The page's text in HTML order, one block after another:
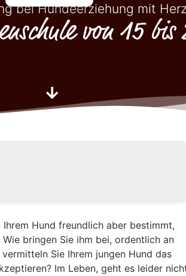
bei Hundeerziehung mit
von 15 bis
Hund freundlich aber bestimmt,
bringen Sie ihm bei, ordentlich an
Sie Ihrem jungen Hund das
Im Leben, geht es leider